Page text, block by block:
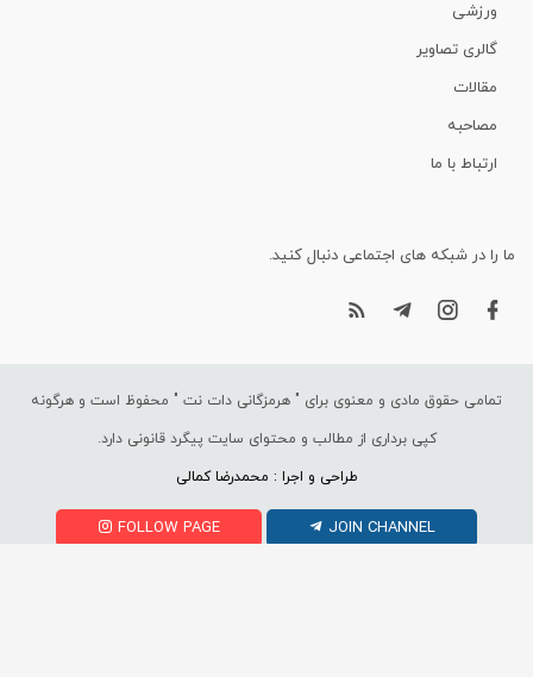
ورزشی
گالری تصاویر
مقالات
مصاحبه
ارتباط با ما
ما را در شبکه های اجتماعی دنبال کنید.
تمامی حقوق مادی و معنوی برای " هرمزگانی دات نت " محفوظ است و هرگونه
کپی برداری از مطالب و محتوای سایت پیگرد قانونی دارد.
طراحی و اجرا : محمدرضا کمالی
FOLLOW PAGE JOIN CHANNEL